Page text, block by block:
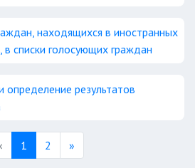
находящихся в иностранных
в списки голосующих граждан
определение результатов
Previous
1 2 »Next